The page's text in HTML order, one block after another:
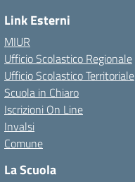
Link Esterni
MIUR
Ufficio Scolastico Regionale
Ufficio Scolastico Territoriale
Scuola in Chiaro
Iscrizioni On Line
Invalsi
Comune
La Scuola